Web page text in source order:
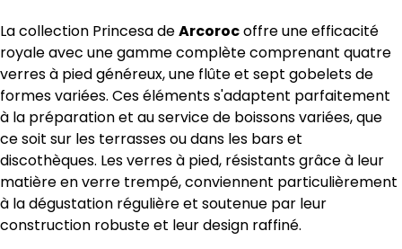
La collection Princesa deArcorocoffre une efficacité
royale avec une gamme complète comprenant quatre
verres à pied généreux, une flûte et sept gobelets de
formes variées. Ces éléments s'adaptent parfaitement
à la préparation et au service de boissons variées, que
ce soit sur les terrasses ou dans les bars et
discothèques. Les verres à pied, résistants grâce à leur
matière en verre trempé, conviennent particulièrement
à la dégustation régulière et soutenue par leur
construction robuste et leur design raffiné.